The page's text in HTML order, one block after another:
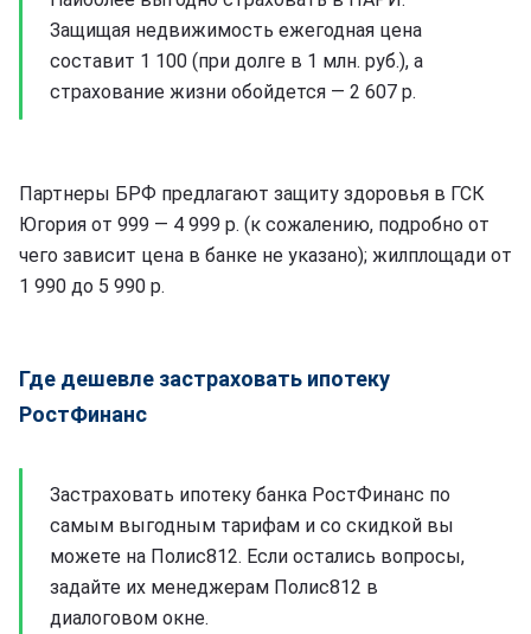
Защищая недвижимость ежегодная цена
составит 1 100 (при долге в 1 млн. руб.), а
страхование жизни обойдется — 2 607 р.
Партнеры БРФ предлагают защиту здоровья в ГСК
Югория от 999 — 4 999 р. (к сожалению, подробно от
чего зависит цена в банке не указано); жилплощади от
1 990 до 5 990 р.
Где дешевле застраховать ипотеку
РостФинанс
Застраховать ипотеку банка РостФинанс по
самым выгодным тарифам и со скидкой вы
можете на Полис812. Если остались вопросы,
задайте их менеджерам Полис812 в
диалоговом окне.